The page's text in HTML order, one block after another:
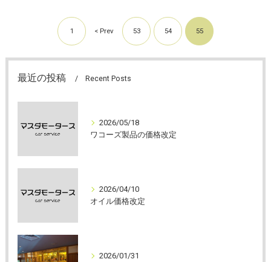
1 < Prev 53 54 55
最近の投稿 Recent Posts
2026/05/18
ワコーズ製品の価格改定
2026/04/10
オイル価格改定
2026/01/31